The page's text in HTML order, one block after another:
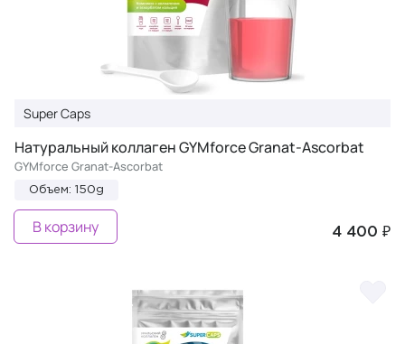
Super Caps
Натуральный коллаген GYMforce Granat-Ascorbat
GYMforce Granat-Ascorbat
Объем: 150g
4 400 ₽
В корзину